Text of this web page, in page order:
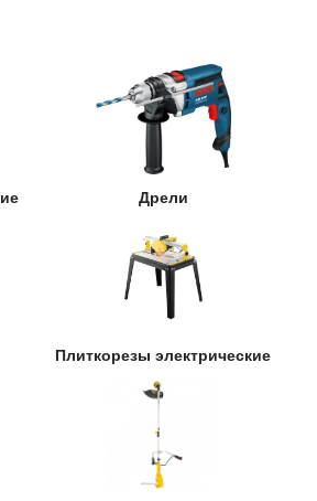
Дрели
Плиткорезы электрические